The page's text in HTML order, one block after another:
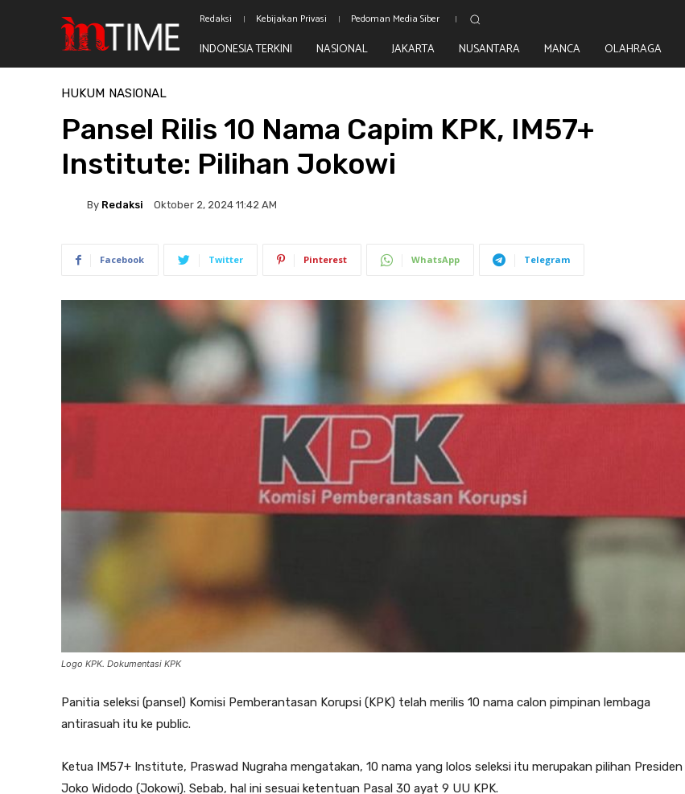
Redaksi Kebijakan Privasi Pedoman Media Siber
INDONESIA TERKINI NASIONAL JAKARTA NUSANTARA MANCA OLAHRAGA
Beranda Hukum
HUKUM NASIONAL
Pansel Rilis 10 Nama Capim KPK, IM57+
Institute: Pilihan Jokowi
By Redaksi Oktober 2, 2024 11:42 AM
Facebook Twitter Pinterest WhatsApp Telegram
Logo KPK. Dokumentasi KPK
Panitia seleksi (pansel) Komisi Pemberantasan Korupsi (KPK) telah merilis 10 nama calon pimpinan lembaga
antirasuah itu ke public.
Ketua IM57+ Institute, Praswad Nugraha mengatakan, 10 nama yang lolos seleksi itu merupakan pilihan Presiden
Joko Widodo (Jokowi). Sebab, hal ini sesuai ketentuan Pasal 30 ayat 9 UU KPK.